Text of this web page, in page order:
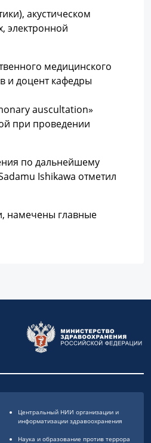
акустическом
электронной
медицинского
и доцент кафедры
auscultation»
при проведении
по дальнейшему
Ishikawa отметил
намечены главные
Центральный НИИ организации и
информатизации здравоохранения
Наука и образование против террора